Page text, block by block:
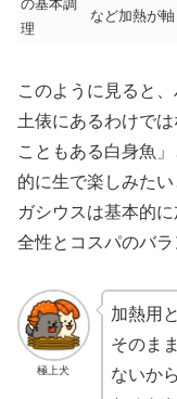
の基本調
理
など加熱が軸
このように見ると
土俵にあるわけで
こともある白身魚
的に生で楽しみた
ガシウスは基本的
全性とコスパのバラ
極上犬
加熱用
そのま
ないか